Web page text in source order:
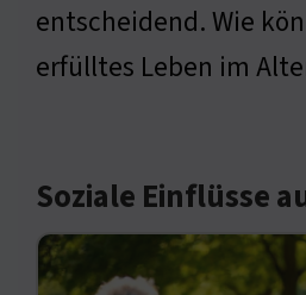
entscheidend. Wie
erfülltes Leben im
Soziale Einflüsse